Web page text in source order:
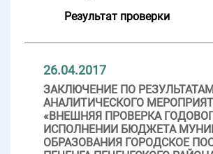
Результат проверки
26.04.2017
ЗАКЛЮЧЕНИЕ ПО
АНАЛИТИЧЕСКОГО
«ВНЕШНЯЯ ПРОВЕРКА
ИСПОЛНЕНИИ БЮДЖЕТА
ОБРАЗОВАНИЯ ГОРОДСКОЕ